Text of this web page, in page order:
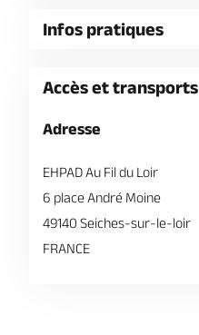
Infos pratiques
Accès et transports
Adresse
EHPAD Au Fil du Loir
6 place André Moine
49140 Seiches-sur-le-loir
FRANCE